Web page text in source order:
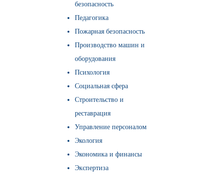
безопасность
Педагогика
Пожарная безопасность
Производство машин и
оборудования
Психология
Социальная сфера
Строительство и
реставрация
Управление персоналом
Экология
Экономика и финансы
Экспертиза